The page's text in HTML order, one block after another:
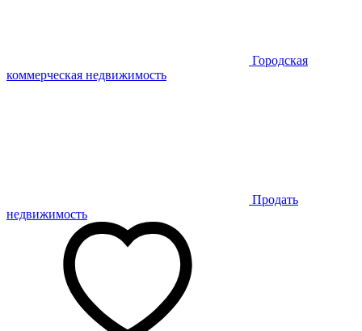
Городская
коммерческая недвижимость
Продать
недвижимость